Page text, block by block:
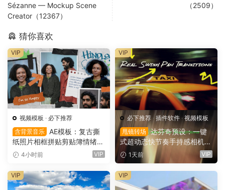
Sézanne — Mockup Scene
Creator（12367）
（2509）
猜你喜欢
视频模板 · 必下推荐
含背景音乐
AE模板：复古撕
纸照片相框拼贴剪贴簿情绪板
旅游日记手账电影VLOG短片
4小时前 VIP
VIP
必下推荐· 插件软件 ·视频模板
甩镜转场 达芬奇预设：一键
式超动态快节奏手持感相机摇
晃运动甩镜头无缝转场过渡
支持横竖屏（16158）
1天前 VIP
VIP
VIP VIP